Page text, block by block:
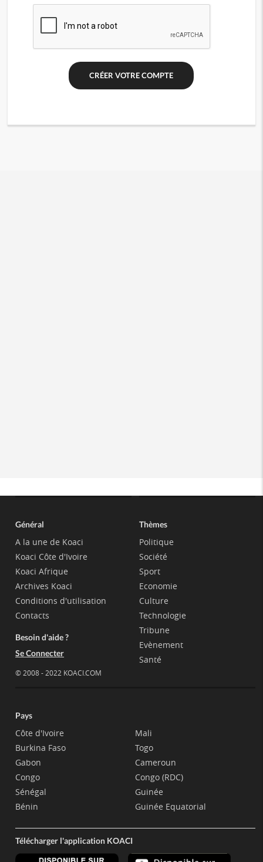
Général
A la une de Koaci
Koaci Côte d'Ivoire
Koaci Afrique
Archives Koaci
Conditions d'utilisation
Contacts
Besoin d'aide ?
Se Connecter
© 2008 - 2022 KOACI.COM
Thèmes
Politique
Société
Sport
Economie
Culture
Technologie
Tribune
Evènement
Santé
Pays
Côte d'Ivoire
Burkina Faso
Gabon
Congo
Sénégal
Bénin
Mali
Togo
Cameroun
Congo (RDC)
Guinée
Guinée Equatorial
Télécharger l'application KOACI